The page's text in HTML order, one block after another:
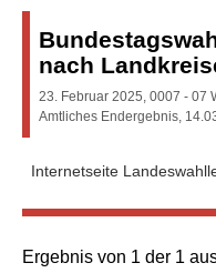
nach
23. Februar 2025, 0007 - 07
Amtliches Endergebnis,
Internetseite
Ergebnis von 1 der 1